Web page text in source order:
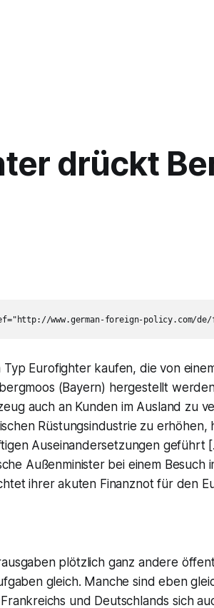
drückt
Eurofighter kaufen, die von
(Bayern) hergestellt
auch an Kunden im Ausland zu
Rüstungsindustrie zu erhöhen,
Auseinandersetzungen geführt
Außenminister bei einem Besuch
ihrer akuten Finanznot für den
plötzlich ganz andere
gleich. Manche sind eben
und Deutschlands sich